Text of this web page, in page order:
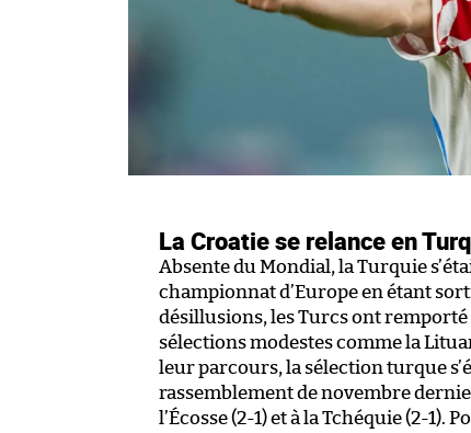
La Croatie se relance en
Absente du Mondial, la Turquie
championnat d’Europe en étant
désillusions, les Turcs ont
sélections modestes comme la
leur parcours, la sélection turque
rassemblement de novembre
l’Écosse (2-1) et à la Tchéquie (2-